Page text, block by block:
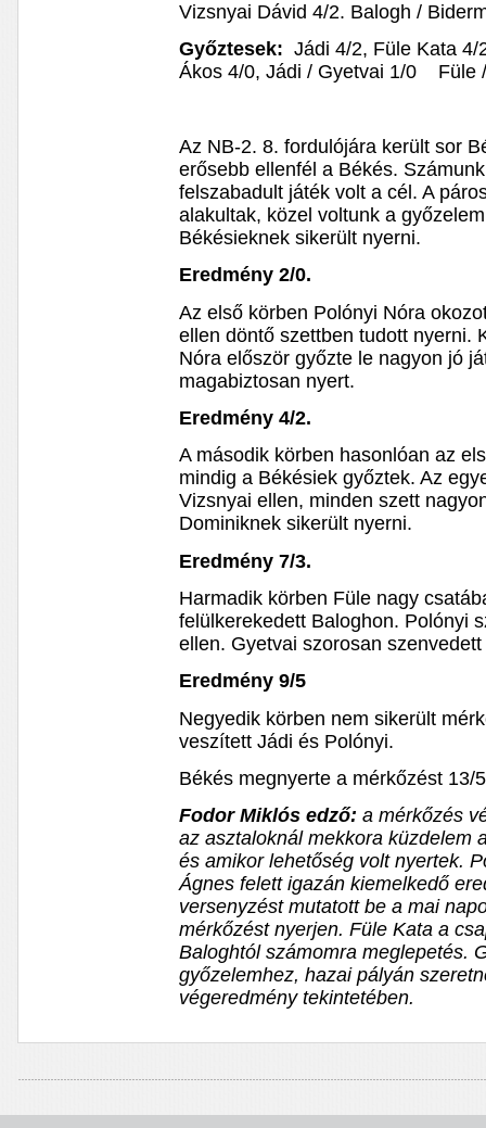
Vizsnyai Dávid 4/2. Balogh /
Győztesek: Jádi 4/2, Füle Kata
Ákos 4/0, Jádi / Gyetvai 1/0 Füle
Az NB-2. 8. fordulójára került sor
erősebb ellenfél a Békés.
felszabadult játék volt a cél. A
alakultak, közel voltunk a
Békésieknek sikerült nyerni.
Eredmény 2/0.
Az első körben Polónyi Nóra
ellen döntő szettben tudott nyerni.
Nóra először győzte le nagyon jó
magabiztosan nyert.
Eredmény 4/2.
A második körben hasonlóan az
mindig a Békésiek győztek. Az
Vizsnyai ellen, minden szett
Dominiknek sikerült nyerni.
Eredmény 7/3.
Harmadik körben Füle nagy
felülkerekedett Baloghon. Polónyi
ellen. Gyetvai szorosan
Eredmény 9/5
Negyedik körben nem sikerült
veszített Jádi és Polónyi.
Békés megnyerte a mérkőzést 13/
Fodor Miklós edző: a mérkőzés
az asztaloknál mekkora küzdelem
és amikor lehetőség volt nyertek.
Ágnes felett igazán kiemelkedő
versenyzést mutatott be a mai
mérkőzést nyerjen. Füle Kata a
Baloghtól számomra meglepetés.
győzelemhez, hazai pályán
végeredmény tekintetében.